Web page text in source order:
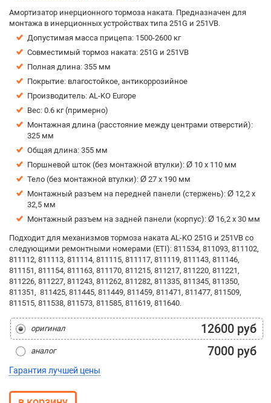
Амор­ти­за­тор инер­ци­он­но­го тор­мо­за на­ка­та. Пред­на­зна­чен для
мон­та­жа в инер­ци­он­ных устройст­вах ти­па 251G и 251VB.
Допустимая масса прицепа: 1500-2600 кг
Совместимый тормоз наката: 251G и 251VB
Полная длина: 355 мм
Покрытие: влагостойкое, антикоррозийное
Производитель: AL-KO Europe
Вес: 0.6 кг (примерно)
Монтажная длина (расстояние между центрами отверстий):
325 мм
Общая длина: 355 мм
Поршневой шток (без монтажной втулки): Ø 10 х 110 мм
Тело (без монтажной втулки): Ø 27 х 190 мм
Монтажный разъем на передней панели (стержень): Ø 12,2 х
32,5 мм
Монтажный разъем на задней панели (корпус): Ø 16,2 х 30 мм
Подходит для механизмов тормоза наката AL-KO 251G и 251VB со
следующими ремонтными номерами (ETI): 811534, 811093, 811102,
811112, 811113, 811114, 811115, 811117, 811119, 811143, 811146,
811151, 811154, 811163, 811170, 811215, 811217, 811220, 811221,
811226, 811227, 811243, 811262, 811282, 811335, 811345, 811350,
811351, 811425, 811445, 811449, 811459, 811471, 811477, 811509,
811515, 811538, 811573, 811585, 811619, 811640.
оригинал 12600 руб
аналог 7000 руб
Гарантия лучшей цены